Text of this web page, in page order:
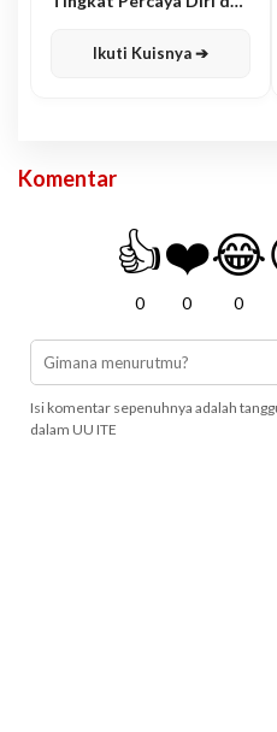
Ikuti Kuisnya ➔
Komentar
👍
0
❤️
0
😂
0
Isi komentar sepenuhnya adalah
dalam UU ITE